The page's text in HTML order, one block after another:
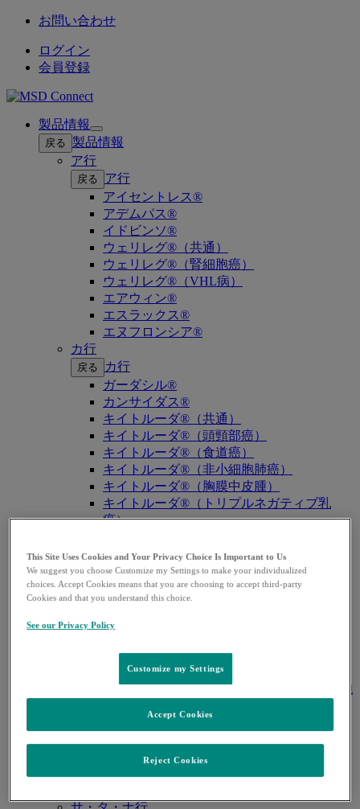
お問い合わせ
ログイン
会員登録
製品情報
Open
submenu
戻る 製品情報
ア行
戻る
ア行
アイセントレス®
アデムパス®
イドビンソ®
ウェリレグ®（共通）
ウェリレグ®（腎細胞癌）
ウェリレグ®（VHL病）
エアウィン®
エスラックス®
エヌフロンシア®
カ行
戻る
カ行
ガーダシル®
カンサイダス®
キイトルーダ®（共通）
キイトルーダ®（頭頸部癌）
キイトルーダ®（食道癌）
キイトルーダ®（非小細胞肺癌）
キイトルーダ®（胸膜中皮腫）
キイトルーダ®（トリプルネガティブ乳
癌）
キイトルーダ®（胆道癌）
キイトルーダ®（腎細胞癌）
キイトルーダ®（尿路上皮癌）
キイトルーダ®（子宮体癌）
キイトルーダ®（子宮頸癌）
キイトルーダ®（古典的ホジキンリンパ
腫）
キイトルーダ®（原発性縦隔大細胞型B細胞
キイトルーダ®（MSI-High固形癌）
キイトルーダ®（TMB-High固形癌）
This Site Uses Cookies and Your Privacy Choice Is Important to Us
We suggest you choose Customize my Settings to make your individualized
choices. Accept Cookies means that you are choosing to accept third-party
Cookies and that you understand this choice.
See our Privacy Policy
Customize my Settings
Reject Cookies
Accept Cookies